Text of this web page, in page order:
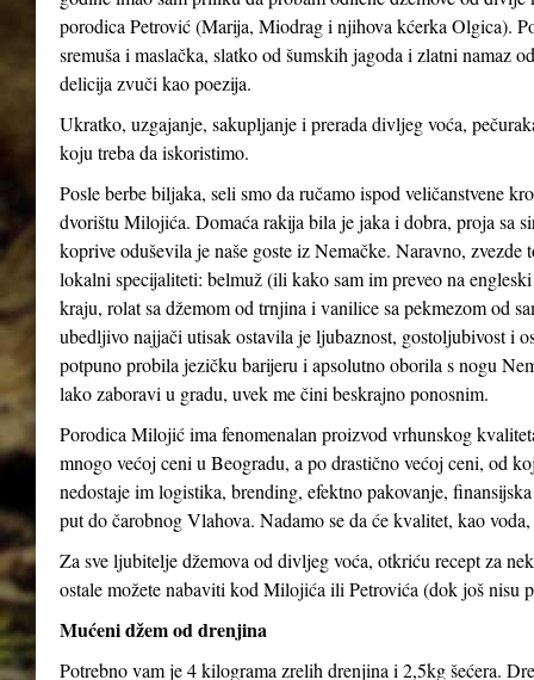
porodica Petrović (Marija, Miodrag i njihova kćerka Olgica).
sremuša i maslačka, slatko od šumskih jagoda i zlatni namaz
delicija zvuči kao poezija.
Ukratko, uzgajanje, sakupljanje i prerada divljeg voća,
koju treba da iskoristimo.
Posle berbe biljaka, seli smo da ručamo ispod veličanstvene
dvorištu Milojića. Domaća rakija bila je jaka i dobra, proja sa
koprive oduševila je naše goste iz Nemačke. Naravno,
lokalni specijaliteti: belmuž (ili kako sam im preveo na
kraju, rolat sa džemom od trnjina i vanilice sa pekmezom od
ubedljivo najjači utisak ostavila je ljubaznost, gostoljubivost i
potpuno probila jezičku barijeru i apsolutno oborila s nogu
lako zaboravi u gradu, uvek me čini beskrajno ponosnim.
Porodica Milojić ima fenomenalan proizvod vrhunskog
mnogo većoj ceni u Beogradu, a po drastično većoj ceni, od
nedostaje im logistika, brending, efektno pakovanje,
put do čarobnog Vlahova. Nadamo se da će kvalitet, kao
Za sve ljubitelje džemova od divljeg voća, otkriću recept za
ostale možete nabaviti kod Milojića ili Petrovića (dok još nisu
Mućeni džem od drenjina
Potrebno vam je 4 kilograma zrelih drenjina i 2,5kg šećera.